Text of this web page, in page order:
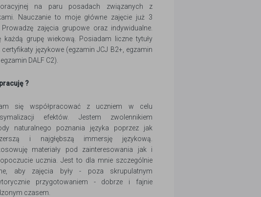
na paru posadach związanych z
Nauczanie to moje główne zajęcie już 3
Prowadzę zajęcia grupowe oraz indywidualne.
każdą grupę wiekową. Posiadam liczne tytuły
certyfikaty językowe (egzamin JCJ B2+, egzamin
DALF C2).
?
się współpracować z uczniem w celu
efektów. Jestem zwolennikiem
naturalnego poznania języka poprzez jak
i najgłębszą immersję językową.
materiały pod zainteresowania jak i
ucznia. Jest to dla mnie szczególnie
aby zajęcia były - poza skrupulatnym
przygotowaniem - dobrze i fajnie
czasem.